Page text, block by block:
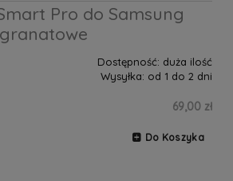
Pro do Samsung
granatowe
Dostępność: duża ilość
Wysyłka: od 1 do 2 dni
69,00 zł
Do Koszyka